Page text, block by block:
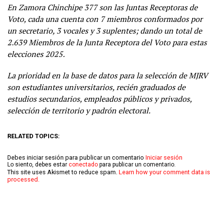
En Zamora Chinchipe 377 son las Juntas Receptoras de
Voto, cada una cuenta con 7 miembros conformados por
un secretario, 3 vocales y 3 suplentes; dando un total de
2.639 Miembros de la Junta Receptora del Voto para estas
elecciones 2025.
La prioridad en la base de datos para la selección de MJRV
son estudiantes universitarios, recién graduados de
estudios secundarios, empleados públicos y privados,
selección de territorio y padrón electoral.
RELATED TOPICS:
Debes iniciar sesión para publicar un comentario Iniciar sesión
Lo siento, debes estar conectado para publicar un comentario.
This site uses Akismet to reduce spam. Learn how your comment data is
processed.